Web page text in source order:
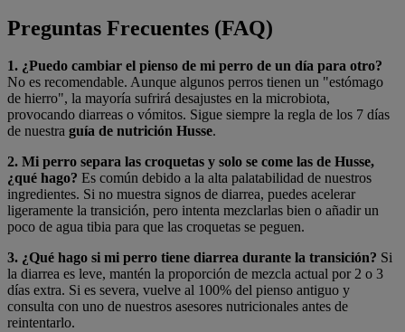
Preguntas Frecuentes (FAQ)
1. ¿Puedo cambiar el pienso de mi perro de un día para otro?
No es recomendable. Aunque algunos perros tienen un "estómago
de hierro", la mayoría sufrirá desajustes en la microbiota,
provocando diarreas o vómitos. Sigue siempre la regla de los 7 días
de nuestra guía de nutrición Husse.
2. Mi perro separa las croquetas y solo se come las de Husse,
¿qué hago? Es común debido a la alta palatabilidad de nuestros
ingredientes. Si no muestra signos de diarrea, puedes acelerar
ligeramente la transición, pero intenta mezclarlas bien o añadir un
poco de agua tibia para que las croquetas se peguen.
3. ¿Qué hago si mi perro tiene diarrea durante la transición? Si
la diarrea es leve, mantén la proporción de mezcla actual por 2 o 3
días extra. Si es severa, vuelve al 100% del pienso antiguo y
consulta con uno de nuestros asesores nutricionales antes de
reintentarlo.